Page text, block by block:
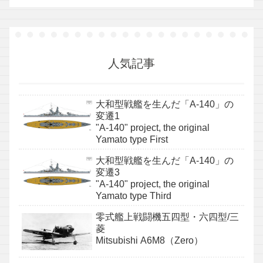
人気記事
大和型戦艦を生んだ「A-140」の
変遷1
"A-140" project, the original
Yamato type First
大和型戦艦を生んだ「A-140」の
変遷3
"A-140" project, the original
Yamato type Third
零式艦上戦闘機五四型・六四型/三
菱
Mitsubishi A6M8（Zero）